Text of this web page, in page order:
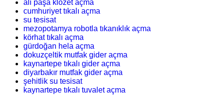
ali paşa klozet açma
cumhuriyet tıkalı açma
su tesisat
mezopotamya robotla tıkanıklık açma
körhat tıkalı açma
gürdoğan hela açma
dokuzçeltik mutfak gider açma
kaynartepe tıkalı gider açma
diyarbakır mutfak gider açma
şehitlik su tesisat
kaynartepe tıkalı tuvalet açma